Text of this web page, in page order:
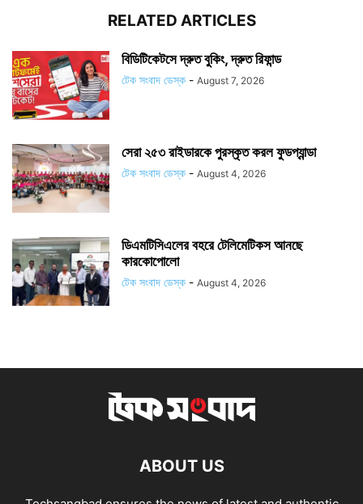
RELATED ARTICLES
বিডিটিকেটসে দ্রুত বুকিং, দ্রুত রিফান্ড
টেক সংবাদ ডেস্ক - August 7, 2026
সেরা ২৫৩ রাইডারকে পুরস্কৃত করল ফুডপ্যান্ডা
টেক সংবাদ ডেস্ক - August 4, 2026
ডিএমটিসিএলের বহরে টেলিমেটিকস আনছে
কারকোপোলো
টেক সংবাদ ডেস্ক - August 4, 2026
ABOUT US